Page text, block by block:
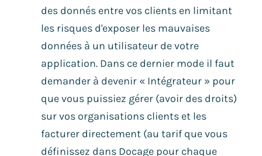
des donnés entre vos clients en limitant
les risques d'exposer les mauvaises
données à un utilisateur de votre
application. Dans ce dernier mode il faut
demander à devenir « Intégrateur » pour
que vous puissiez gérer (avoir des droits)
sur vos organisations clients et les
facturer directement (au tarif que vous
définissez dans Docage pour chaque